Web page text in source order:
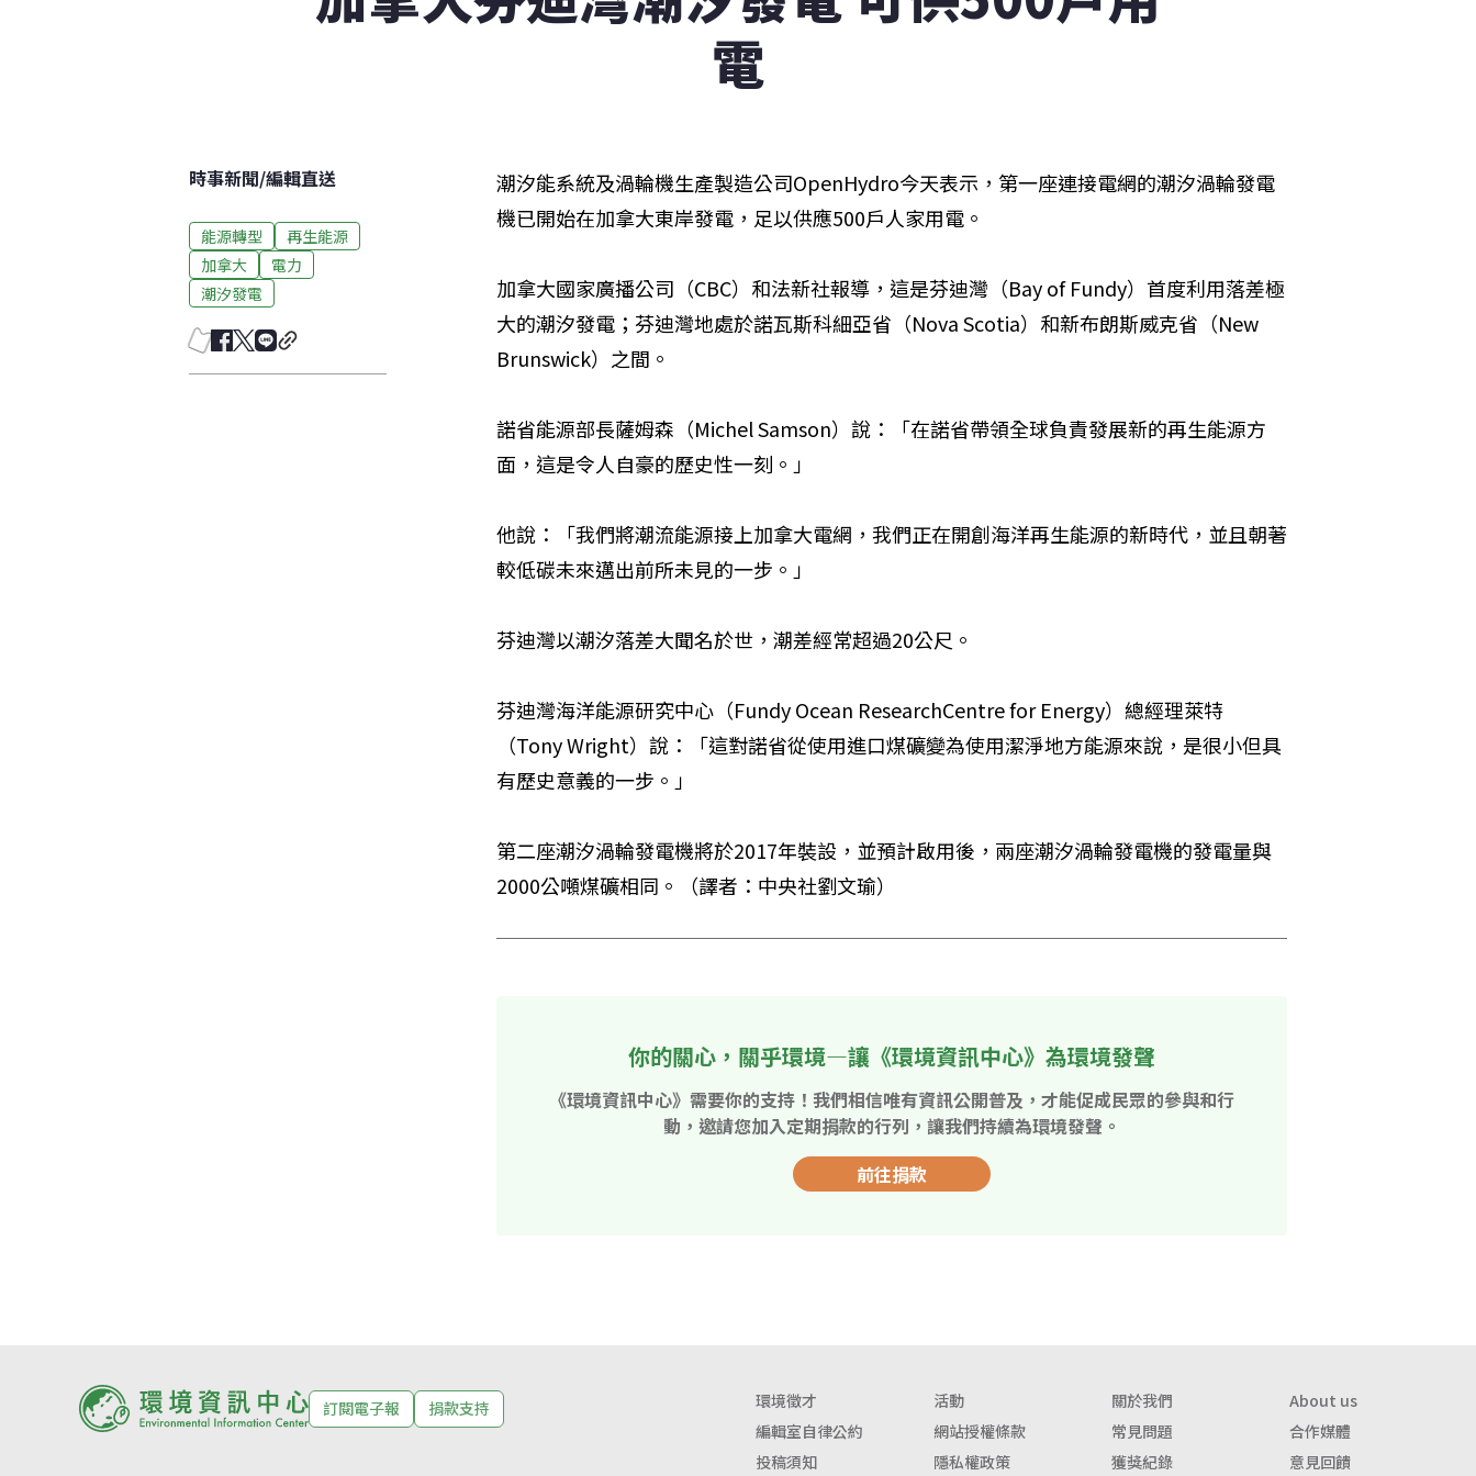
電
時事新聞/編輯直送
能源轉型
再生能源
加拿大
電力
潮汐發電
潮汐能系統及渦輪機生產製造公司OpenHydro今天表示，第一座連接電網的潮汐渦輪發電
機已開始在加拿大東岸發電，足以供應500戶人家用電。
加拿大國家廣播公司（CBC）和法新社報導，這是芬迪灣（Bay of Fundy）首度利用落差極
大的潮汐發電；芬迪灣地處於諾瓦斯科細亞省（Nova Scotia）和新布朗斯威克省（New
Brunswick）之間。
諾省能源部長薩姆森（Michel Samson）說：「在諾省帶領全球負責發展新的再生能源方
面，這是令人自豪的歷史性一刻。」
他說：「我們將潮流能源接上加拿大電網，我們正在開創海洋再生能源的新時代，並且朝著
較低碳未來邁出前所未見的一步。」
芬迪灣以潮汐落差大聞名於世，潮差經常超過20公尺。
芬迪灣海洋能源研究中心（Fundy Ocean ResearchCentre for Energy）總經理萊特
（Tony Wright）說：「這對諾省從使用進口煤礦變為使用潔淨地方能源來說，是很小但具
有歷史意義的一步。」
第二座潮汐渦輪發電機將於2017年裝設，並預計啟用後，兩座潮汐渦輪發電機的發電量與
2000公噸煤礦相同。（譯者：中央社劉文瑜）
你的關心，關乎環境—讓《環境資訊中心》為環境發聲
《環境資訊中心》需要你的支持！我們相信唯有資訊公開普及，才能促成民眾的參與和行
動，邀請您加入定期捐款的行列，讓我們持續為環境發聲。
前往捐款
訂閱電子報 捐款支持 環境徵才 活動 關於我們
About us
編輯室自律公約
網站授權條款 常見問題
合作媒體
投稿須知
隱私權政策 獲獎紀錄 意見回饋